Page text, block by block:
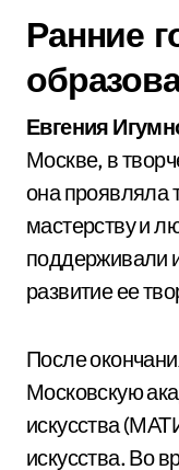
Ранние
Евгения
Москве, в
она проявляла
мастерству и
поддерживали
развитие ее
После
Московскую
искусства
искусства. Во